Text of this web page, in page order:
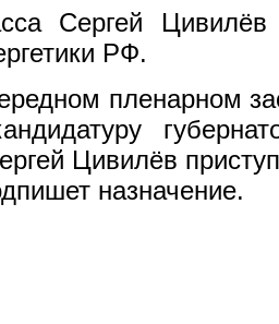
Сергей
РФ.
пленарном
Цивилёв
назначение.